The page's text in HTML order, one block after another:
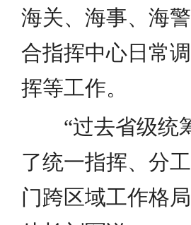
海关、海事、海
合指挥中心日常
挥等工作。
“过去省级统
了统一指挥、分
门跨区域工作格